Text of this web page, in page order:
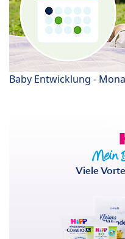
Baby Entwicklung -
Viele